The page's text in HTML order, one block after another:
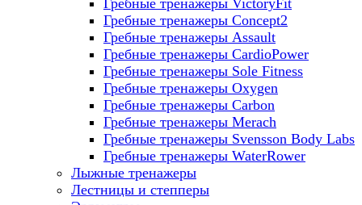
Гребные тренажеры VictoryFit
Гребные тренажеры Concept2
Гребные тренажеры Assault
Гребные тренажеры CardioPower
Гребные тренажеры Sole Fitness
Гребные тренажеры Oxygen
Гребные тренажеры Carbon
Гребные тренажеры Merach
Гребные тренажеры Svensson Body Labs
Гребные тренажеры WaterRower
Лыжные тренажеры
Лестницы и степперы